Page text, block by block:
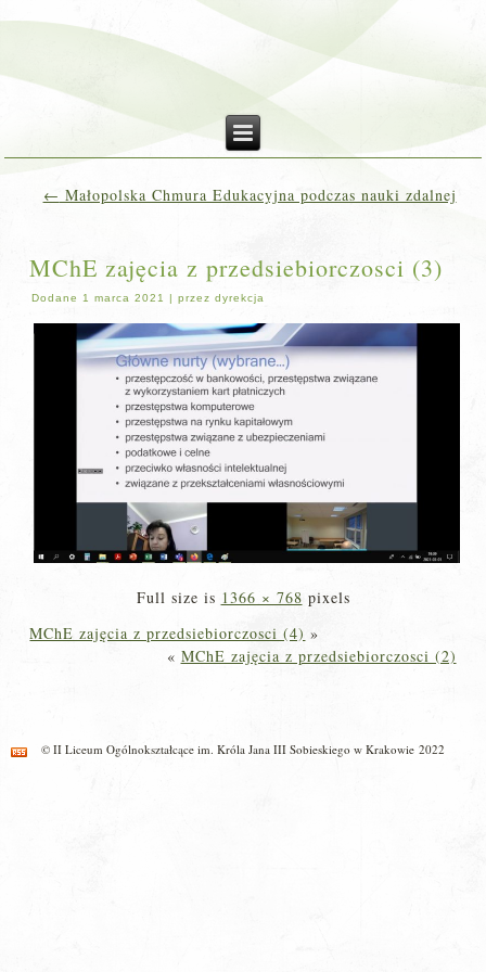
← Małopolska Chmura Edukacyjna podczas nauki zdalnej
MChE zajęcia z przedsiebiorczosci (3)
Dodane 1 marca 2021 |przez dyrekcja
Full size is 1366 × 768 pixels
MChE zajęcia z przedsiebiorczosci (4) »
« MChE zajęcia z przedsiebiorczosci (2)
© II Liceum Ogólnokształcące im. Króla Jana III Sobieskiego w Krakowie 2022